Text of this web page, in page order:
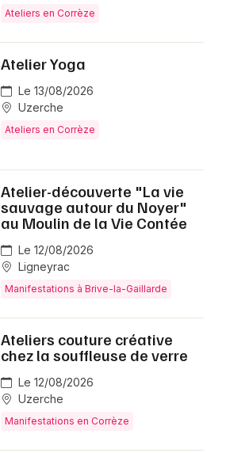
Ateliers en Corrèze
Atelier Yoga
Le 13/08/2026
Uzerche
Ateliers en Corrèze
Atelier-découverte "La vie
sauvage autour du Noyer"
au Moulin de la Vie Contée
Le 12/08/2026
Ligneyrac
Manifestations à Brive-la-Gaillarde
Ateliers couture créative
chez la souffleuse de verre
Le 12/08/2026
Uzerche
Manifestations en Corrèze